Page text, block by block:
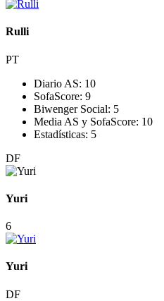
Rulli
PT
Diario AS: 10
SofaScore: 9
Biwenger Social: 5
Media AS y SofaScore: 10
Estadísticas: 5
DF
Yuri
6
Yuri
DF